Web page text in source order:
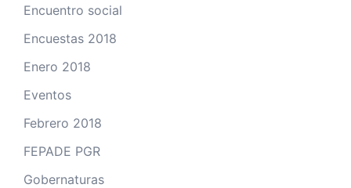
Encuentro social
Encuestas 2018
Enero 2018
Eventos
Febrero 2018
FEPADE PGR
Gobernaturas